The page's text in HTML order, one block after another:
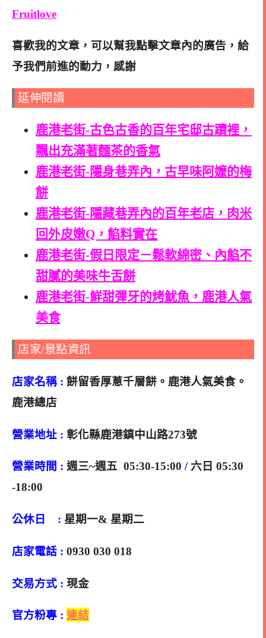
Fruitlove
喜歡我的文章，可以幫我點擊文章內的廣告，給
予我們前進的動力，感謝
延伸閱讀
鹿港老街-古色古香的百年宅邸古蹟裡，
飄出充滿著麵茶的香氣
鹿港老街-隱身巷弄內，古早味阿嬤的梅
餅
鹿港老街-隱藏巷弄內的百年老店，肉米
回外皮嫩Q，餡料實在
鹿港老街-假日限定－鬆軟綿密、內餡不
甜膩的美味牛舌餅
鹿港老街-鮮甜彈牙的烤魷魚，鹿港人氣
美食
店家/景點資訊
店家名稱 : 餅留香厚蔥千層餅。鹿港人氣美食。
鹿港總店
營業地址 : 彰化縣鹿港鎮中山路273號
營業時間 : 週三~週五 05:30-15:00 /六日 05:30
-18:00
公休日 : 星期一& 星期二
店家電話 : 0930 030 018
交易方式 : 現金
官方粉專 : 連結